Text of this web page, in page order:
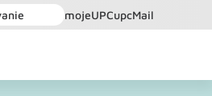
mojeUPCupcMail